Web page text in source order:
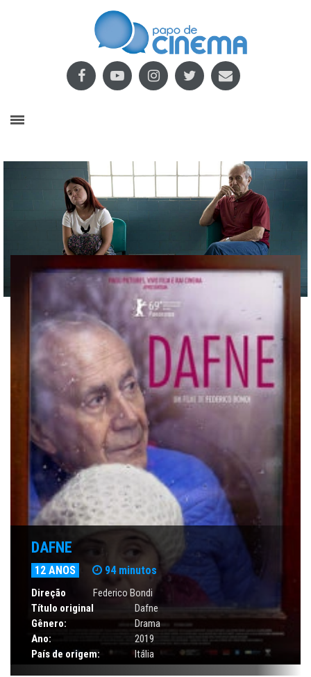
DAFNE
12 ANOS 94 minutos
Direção
Federico Bondi
Título original
Dafne
Gênero:
Drama
Ano:
2019
País de origem:
Itália